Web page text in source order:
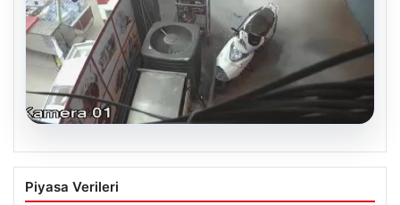
06.08.2026
Bahçelievler’de Tahliye Edilen 4 Katlı
Binanın Çökme Anı Kayıtlarda
Piyasa Verileri